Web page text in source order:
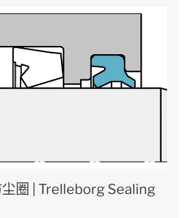
圈 | Trelleborg Sealing